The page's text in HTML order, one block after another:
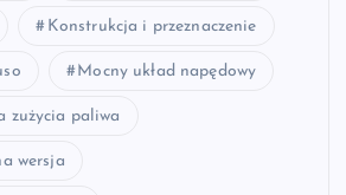
Konstrukcja i przeznaczenie
Mocny układ napędowy
zużycia paliwa
wersja